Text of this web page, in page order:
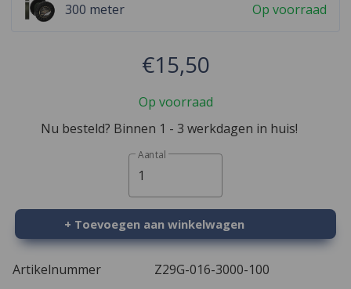
300 meter Op voorraad
€15,50
Op voorraad
Nu besteld? Binnen 1 - 3 werkdagen in huis!
Aantal
1
+ Toevoegen aan winkelwagen
Artikelnummer Z29G-016-3000-100